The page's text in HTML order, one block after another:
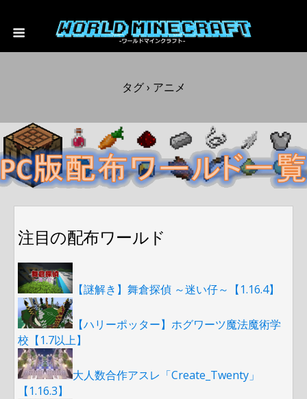
タグ › アニメ
注目の配布ワールド
【謎解き】舞倉探偵 ～迷い仔～【1.16.4】
【ハリーポッター】ホグワーツ魔法魔術学
校【1.7以上】
大人数合作アスレ「Create_Twenty」
【1.16.3】